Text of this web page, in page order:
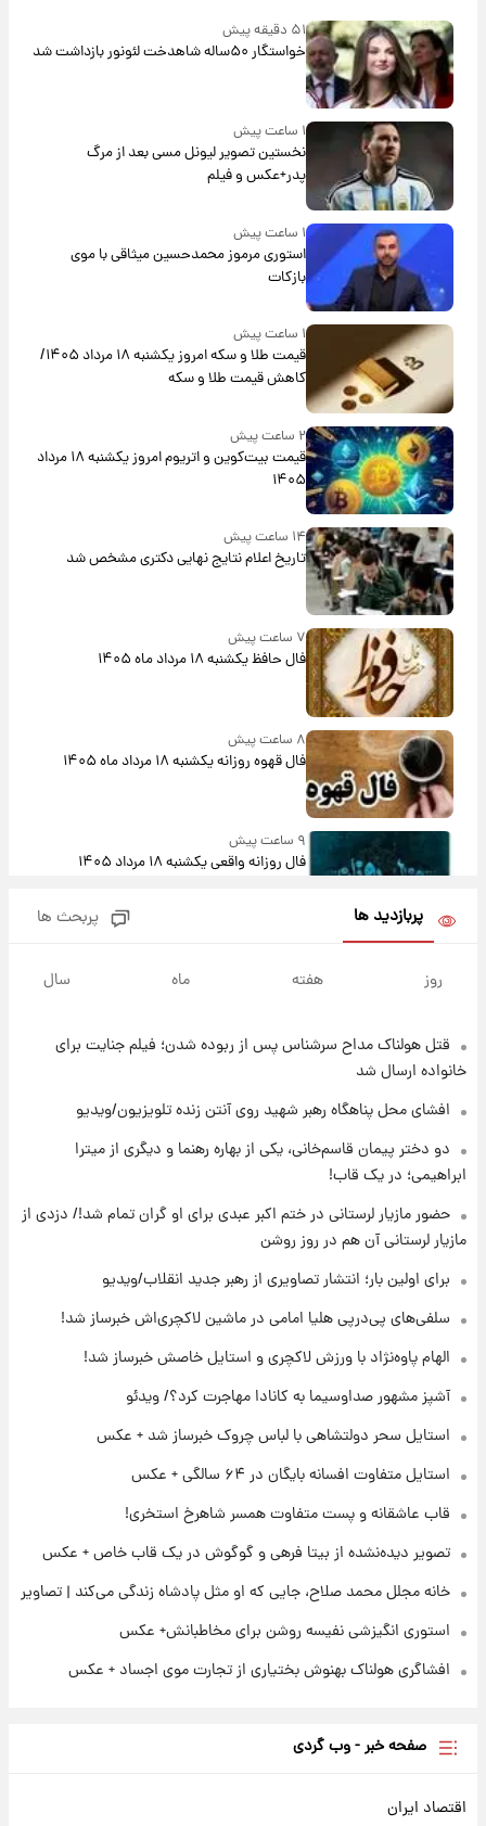
۵۱ دقیقه پیش
خواستگار ۵۰ساله شاهدخت لئونور بازداشت شد
۱ ساعت پیش
نخستین تصویر لیونل مسی بعد از مرگ
پدر+عکس و فیلم
۱ ساعت پیش
استوری مرموز محمدحسین میثاقی با موی
بازکات
۱ ساعت پیش
قیمت طلا و سکه امروز یکشنبه ۱۸ مرداد ۱۴۰۵/
کاهش قیمت طلا و سکه
۲ ساعت پیش
قیمت بیت‌کوین و اتریوم امروز یکشنبه ۱۸ مرداد
۱۴۰۵
۱۴ ساعت پیش
تاریخ اعلام نتایج نهایی دکتری مشخص شد
۷ ساعت پیش
فال حافظ یکشنبه ۱۸ مرداد ماه ۱۴۰۵
۸ ساعت پیش
فال قهوه روزانه یکشنبه ۱۸ مرداد ماه ۱۴۰۵
۹ ساعت پیش
فال روزانه واقعی یکشنبه ۱۸ مرداد ۱۴۰۵
جدول
۱۷ ساعت پیش
۲۰ ساعت پیش
۲۰ ساعت پیش
برای اولین بار؛ انتشار تصاویری از رهبر جدید
انقلاب/ویدیو
۲۱ ساعت پیش
تصاویر عمامه بستن به شیوه خاتمی/ویدیو
افشای محل پناهگاه‌ رهبر شهید روی آنتن زنده
پربازدید ها پربحث ها
روز هفته ماه سال
قتل هولناک مداح سرشناس پس از ربوده شدن؛ فیلم جنایت برای
خانواده ارسال شد
افشای محل پناهگاه‌ رهبر شهید روی آنتن زنده تلویزیون/ویدیو
دو دختر پیمان قاسم‌خانی، یکی از بهاره رهنما و دیگری از میترا
ابراهیمی؛ در یک قاب!
حضور مازیار لرستانی در ختم اکبر عبدی برای او گران تمام شد!/ دزدی از
مازیار لرستانی آن هم در روز روشن
برای اولین بار؛ انتشار تصاویری از رهبر جدید انقلاب/ویدیو
سلفی‌های پی‌درپی هلیا امامی در ماشین لاکچری‌اش خبرساز شد!
الهام پاوه‌نژاد با ورزش لاکچری و استایل خاصش خبرساز شد!
آشپز مشهور صداوسیما به کانادا مهاجرت کرد؟/ ویدئو
استایل سحر دولتشاهی با لباس چروک خبرساز شد + عکس
استایل متفاوت افسانه بایگان در ۶۴ سالگی + عکس
قاب عاشقانه و پست متفاوت همسر شاهرخ استخری!
تصویر دیده‌نشده از بیتا فرهی و گوگوش در یک قاب خاص + عکس
خانه مجلل محمد صلاح، جایی که او مثل پادشاه زندگی می‌کند | تصاویر
استوری انگیزشی نفیسه روشن برای مخاطبانش+ عکس
افشاگری هولناک بهنوش بختیاری از تجارت موی اجساد + عکس
صفحه خبر - وب گردی
اقتصاد ایران